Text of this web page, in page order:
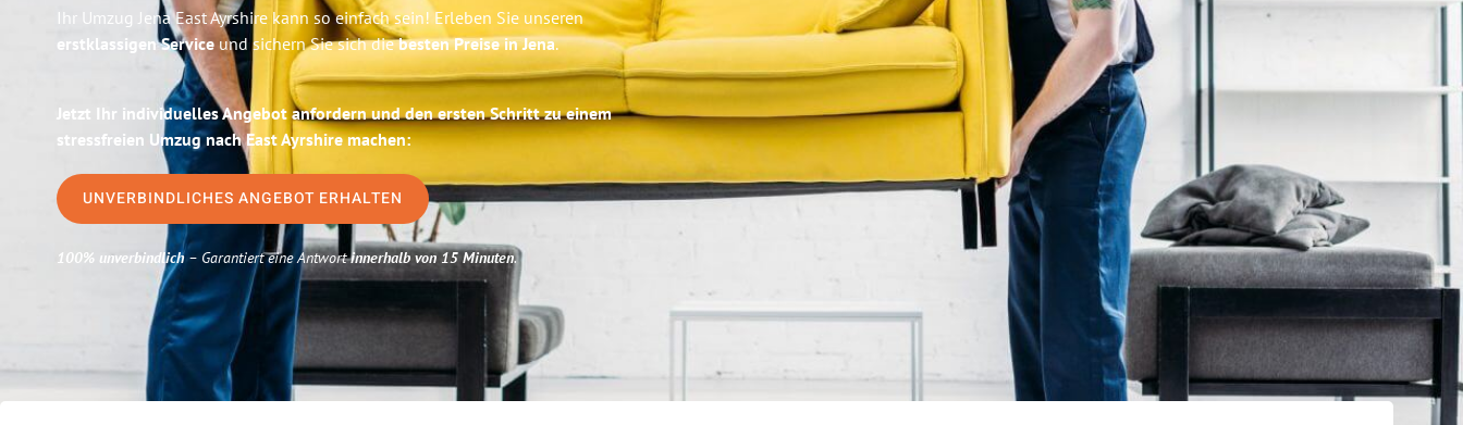
Ihr Umzug Jena East Ayrshire kann so einfach sein! Erleben Sie unseren
erstklassigen Service und sichern Sie sich diebesten Preise in Jena.
Jetzt Ihr individuelles Angebot anfordern und den ersten Schritt zu einem
stressfreien Umzug nach East Ayrshire machen:
UNVERBINDLICHES ANGEBOT ERHALTEN
100% unverbindlich– Garantiert eine Antwortinnerhalb von 15 Minuten.